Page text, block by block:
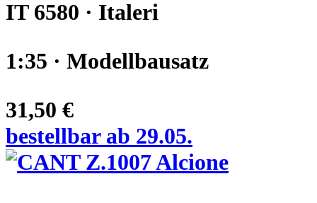
IT 6580 · Italeri
1:35 · Modellbausatz
31,50 €
bestellbar ab 29.05.